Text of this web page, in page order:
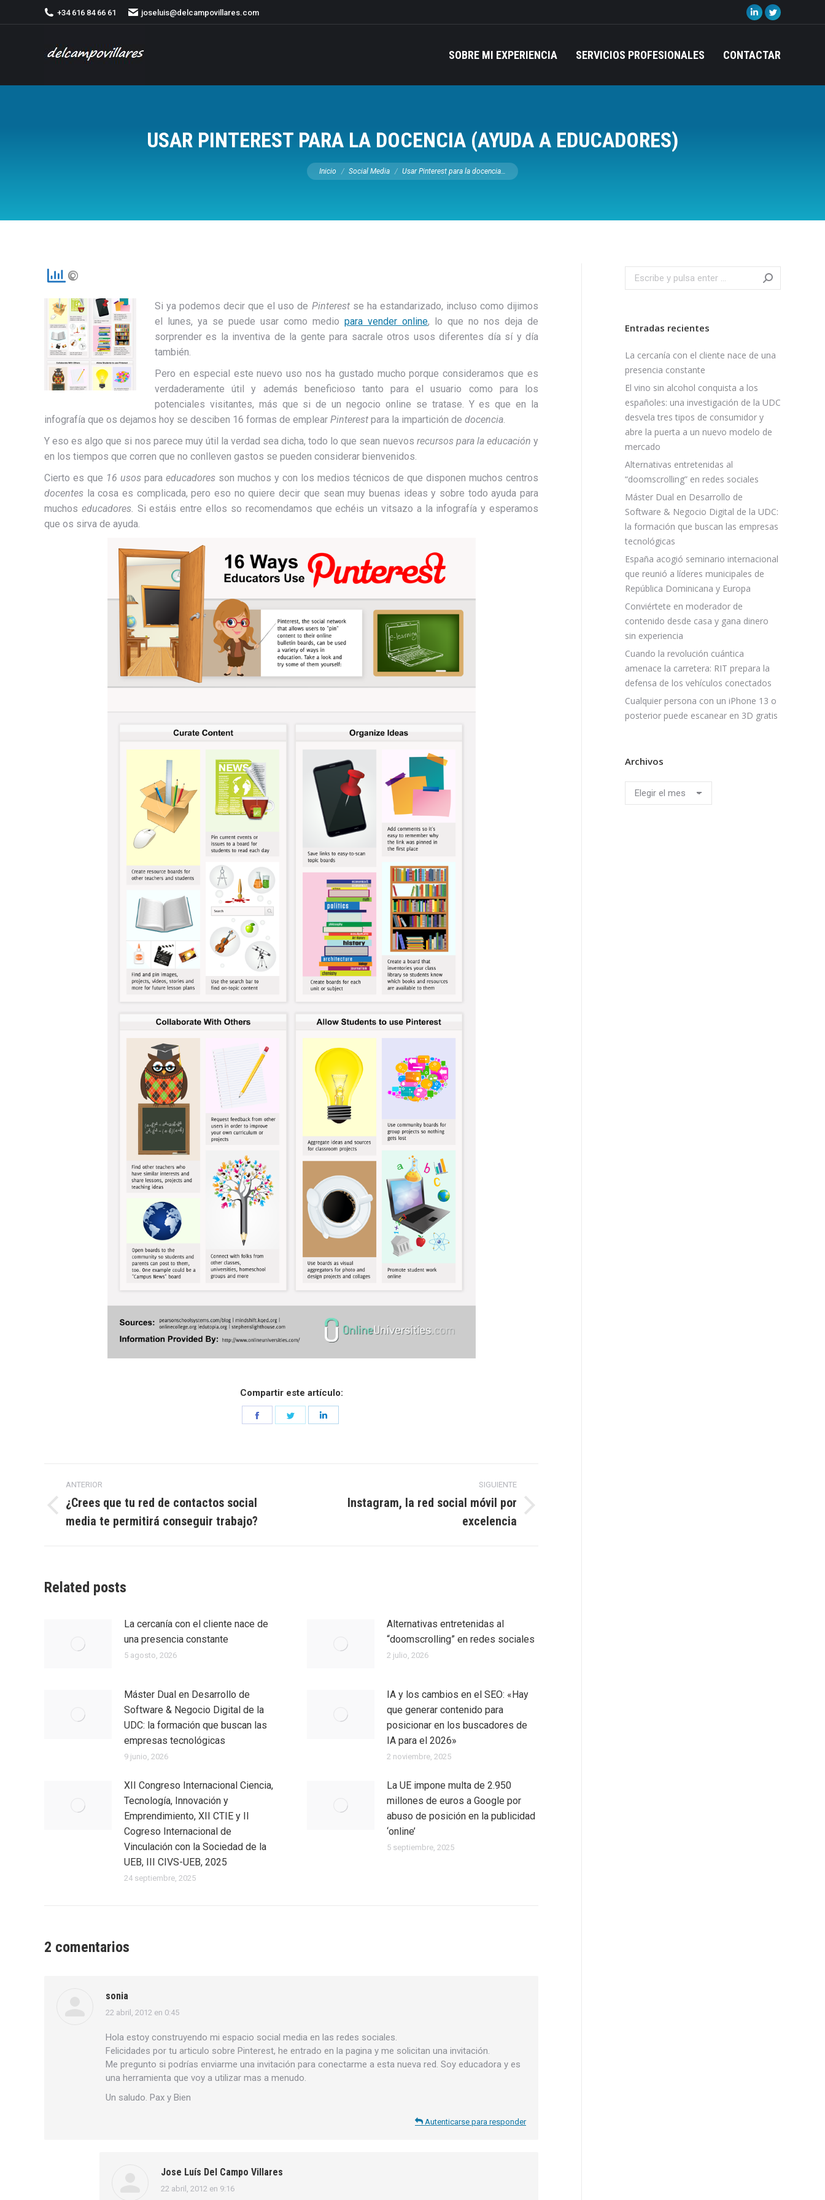
+34 616 84 66 61 joseluis@delcampovillares.com
Linkedin
opens
new
Twitter
opens
new
SOBRE MI EXPERIENCIA SERVICIOS PROFESIONALES CONTACTAR
USAR PINTEREST PARA LA DOCENCIA (AYUDA A EDUCADORES)
Estás aquí:
Inicio Social Media Usar Pinterest para la docencia…
Si ya podemos decir que el uso de Pinterestse ha estandarizado, incluso como dijimos
el lunes, ya se puede usar como medio para vender online, lo que no nos deja de
sorprender es la inventiva de la gente para sacrale otros usos diferentes día sí y día
también.
Pero en especial este nuevo uso nos ha gustado mucho porque consideramos que es
verdaderamente útil y además beneficioso tanto para el usuario como para los
potenciales visitantes, más que si de un negocio online se tratase. Y es que en la
infografía que os dejamos hoy se desciben 16 formas de emplear Pinterest para la impartición de docencia.
Y eso es algo que si nos parece muy útil la verdad sea dicha, todo lo que sean nuevos recursos para la educación y
en los tiempos que corren que no conlleven gastos se pueden considerar bienvenidos.
Cierto es que 16 usos para educadores son muchos y con los medios técnicos de que disponen muchos centros
docentes la cosa es complicada, pero eso no quiere decir que sean muy buenas ideas y sobre todo ayuda para
muchos educadores. Si estáis entre ellos so recomendamos que echéis un vitsazo a la infografía y esperamos
que os sirva de ayuda.
Compartir este artículo:
Share
Navegación
entre
entradas
ANTERIOR
Entrada
anterior:
¿Crees que tu red de contactos social
media te permitirá conseguir trabajo?
SIGUIENTE
Instagram, la red social móvil por
excelencia
Related posts
La cercanía con el cliente nace de
una presencia constante
5 agosto, 2026
Alternativas entretenidas al
“doomscrolling” en redes sociales
2 julio, 2026
Máster Dual en Desarrollo de
Software & Negocio Digital de la
UDC: la formación que buscan las
empresas tecnológicas
9 junio, 2026
IA y los cambios en el SEO: «Hay
que generar contenido para
posicionar en los buscadores de
IA para el 2026»
2 noviembre, 2025
XII Congreso Internacional Ciencia,
Tecnología, Innovación y
Emprendimiento, XII CTIE y II
Cogreso Internacional de
Vinculación con la Sociedad de la
UEB, III CIVS-UEB, 2025
24 septiembre, 2025
La UE impone multa de 2.950
millones de euros a Google por
abuso de posición en la publicidad
‘online’
5 septiembre, 2025
2 comentarios
sonia
dice:
22 abril, 2012 en 0:45
Hola estoy construyendo mi espacio social media en las redes sociales.
Felicidades por tu articulo sobre Pinterest, he entrado en la pagina y me solicitan una invitación.
Me pregunto si podrías enviarme una invitación para conectarme a esta nueva red. Soy educadora y es
una herramienta que voy a utilizar mas a menudo.
Un saludo. Pax y Bien
Autenticarse para responder
Jose Luís Del Campo Villares
dice:
22 abril, 2012 en 9:16
Search:
Entradas recientes
La cercanía con el cliente nace de una
presencia constante
El vino sin alcohol conquista a los
españoles: una investigación de la UDC
desvela tres tipos de consumidor y
abre la puerta a un nuevo modelo de
mercado
Alternativas entretenidas al
“doomscrolling” en redes sociales
Máster Dual en Desarrollo de
Software & Negocio Digital de la UDC:
la formación que buscan las empresas
tecnológicas
España acogió seminario internacional
que reunió a líderes municipales de
República Dominicana y Europa
Conviértete en moderador de
contenido desde casa y gana dinero
sin experiencia
Cuando la revolución cuántica
amenace la carretera: RIT prepara la
defensa de los vehículos conectados
Cualquier persona con un iPhone 13 o
posterior puede escanear en 3D gratis
Archivos
Archivos